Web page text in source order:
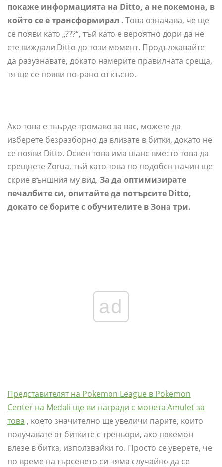
покаже информацията на Ditto, а не покемона, в
който се е трансформирал . Това означава, че ще
се появи като „???“, тъй като е вероятно дори да не
сте виждали Ditto до този момент. Продължавайте
да разузнавате, докато намерите правилната среща,
тя ще се появи по-рано от късно.
Ако това е твърде тромаво за вас, можете да
изберете безразборно да влизате в битки, докато не
се появи Ditto. Освен това има шанс вместо това да
срещнете Zorua, тъй като това по подобен начин ще
скрие външния му вид. За да оптимизирате
печалбите си, опитайте да потърсите Ditto,
докато се борите с обучителите в Зона три.
ad
Представителят на Pokemon League в Pokemon
Center на Medali ще ви награди с монета Amulet за
това , което значително ще увеличи парите, които
получавате от битките с треньори, ако покемон
влезе в битка, използвайки го. Просто се уверете, че
по време на търсенето си няма случайно да се